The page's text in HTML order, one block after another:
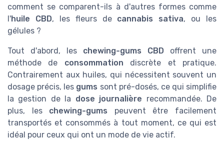
comment se comparent-ils à d'autres formes comme
l'huile CBD, les fleurs de cannabis sativa, ou les
gélules ?
Tout d'abord, les chewing-gums CBD offrent une
méthode de consommation discrète et pratique.
Contrairement aux huiles, qui nécessitent souvent un
dosage précis, les gums sont pré-dosés, ce qui simplifie
la gestion de la dose journalière recommandée. De
plus, les chewing-gums peuvent être facilement
transportés et consommés à tout moment, ce qui est
idéal pour ceux qui ont un mode de vie actif.